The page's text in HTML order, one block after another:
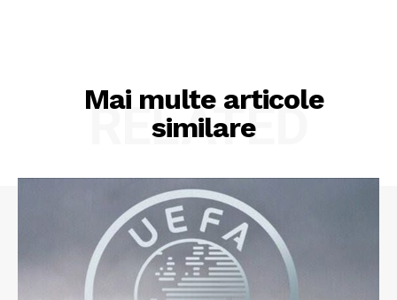
Mai multe articole
similare
RELATED